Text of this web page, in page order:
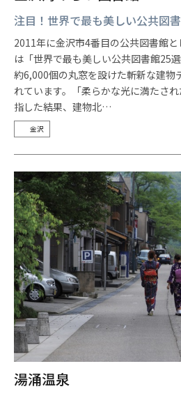
注目！世界で最も美しい公共図
2011年に金沢市4番目の公共図書館
は「世界で最も美しい公共図書館25
約6,000個の丸窓を設けた斬新な建物
れています。「柔らかな光に満たさ
指した結果、建物北…
金沢
湯涌温泉